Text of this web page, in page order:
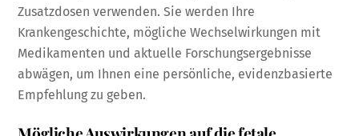
Zusatzdosen verwenden. Sie werden Ihre
Krankengeschichte, mögliche Wechselwirkungen mit
Medikamenten und aktuelle Forschungsergebnisse
abwägen, um Ihnen eine persönliche, evidenzbasierte
Empfehlung zu geben.